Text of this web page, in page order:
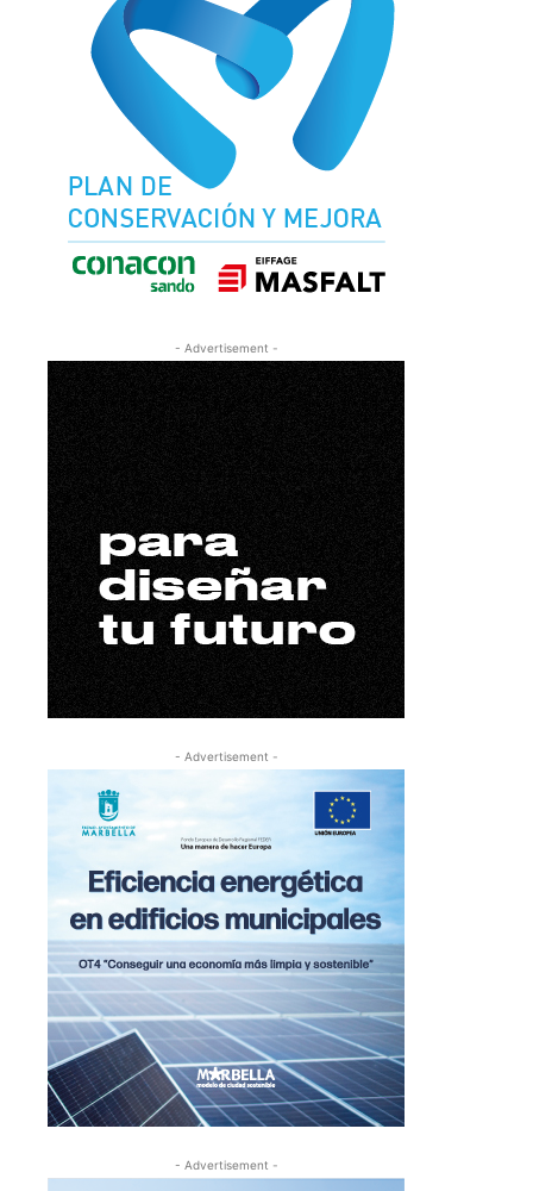
- Advertisement -
- Advertisement -
- Advertisement -